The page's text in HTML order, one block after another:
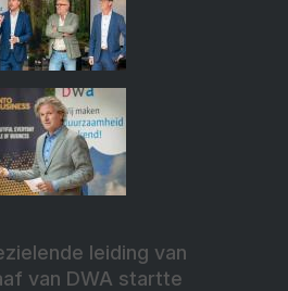
leiding van
van DWA startte